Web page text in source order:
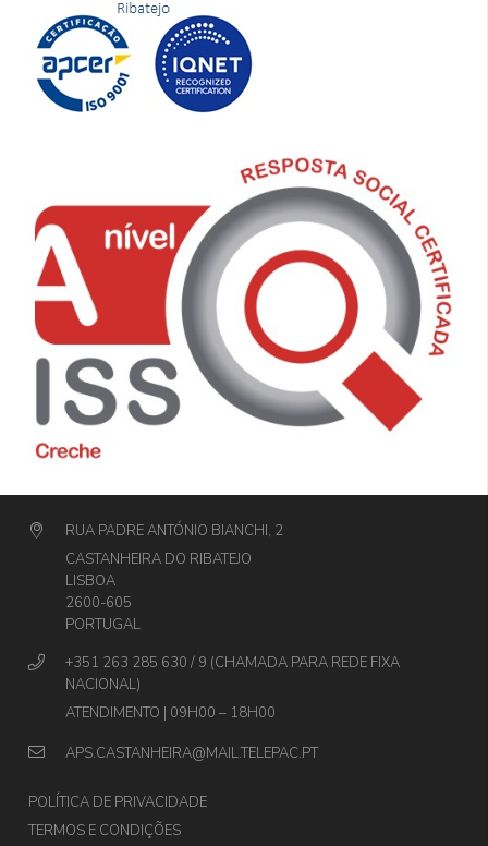
RUA PADRE ANTÓNIO BIANCHI, 2
CASTANHEIRA DO RIBATEJO
LISBOA
2600-605
PORTUGAL
+351 263 285 630 / 9 (CHAMADA PARA REDE FIXA
NACIONAL)
ATENDIMENTO | 09H00 – 18H00
APS.CASTANHEIRA@MAIL.TELEPAC.PT
POLÍTICA DE PRIVACIDADE
TERMOS E CONDIÇÕES